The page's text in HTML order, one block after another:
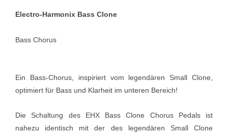
Electro-Harmonix Bass Clone
Bass Chorus
Ein Bass-Chorus, inspiriert vom legendären Small Clone,
optimiert für Bass und Klarheit im unteren Bereich!
Die Schaltung des EHX Bass Clone Chorus Pedals ist
nahezu identisch mit der des legendären Small Clone